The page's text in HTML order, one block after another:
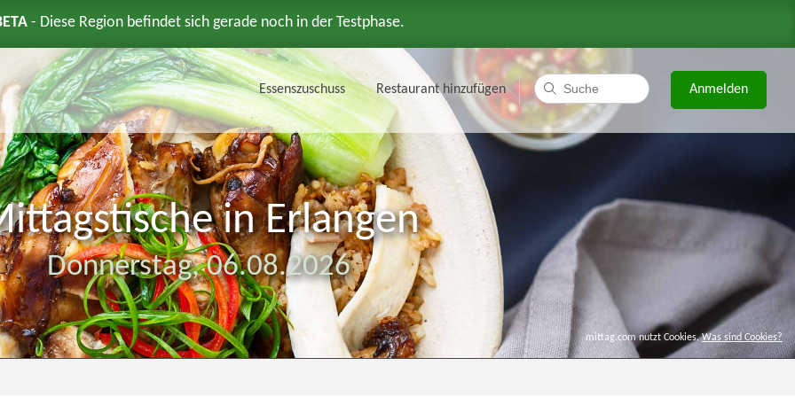
- Diese Region befindet sich gerade noch in der Testphase.
Essenszuschuss Restaurant hinzufügen Anmelden
in Erlangen
Donnerstag,06.08.2026
mittag.com nutzt Cookies.Was sind Cookies?